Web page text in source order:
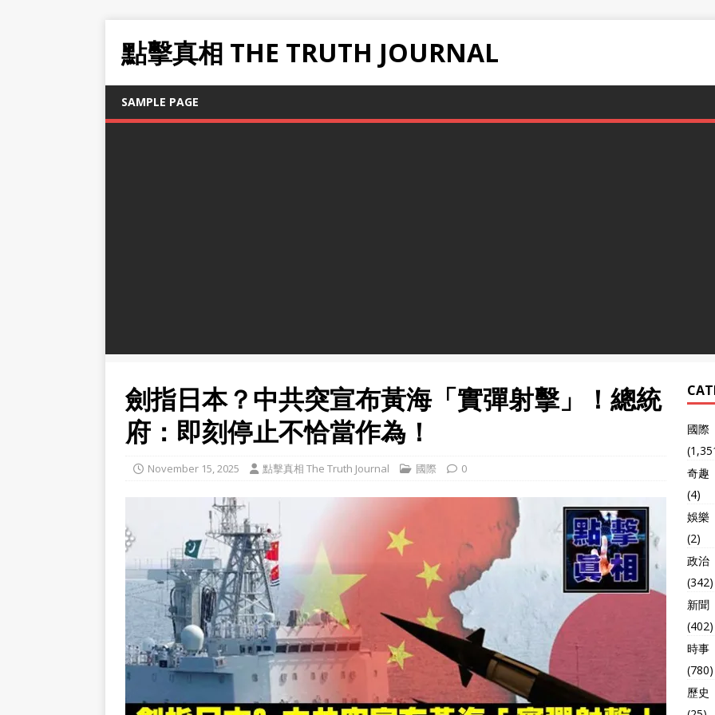
點擊真相 THE TRUTH JOURNAL
SAMPLE PAGE
劍指日本？中共突宣布黃海「實彈射擊」！總統
府：即刻停止不恰當作為！
November 15, 2025 點擊真相 The Truth Journal 國際 0
國際
奇趣
(4)
娛樂
(2)
政治
(342)
新聞
(402)
時事
(780)
歷史